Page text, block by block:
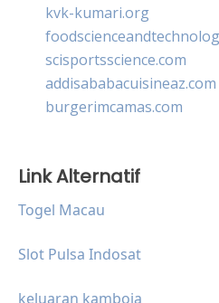
kvk-kumari.org
scisportsscience.com
addisababacuisineaz.com
burgerimcamas.com
Link Alternatif
Togel Macau
Slot Pulsa Indosat
keluaran kamboja